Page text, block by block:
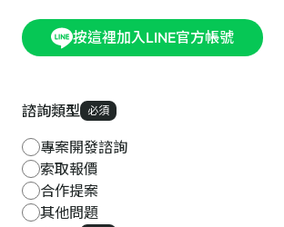
按這裡加入LINE官方帳號
諮詢類型 必須
專案開發諮詢
索取報價
合作提案
其他問題